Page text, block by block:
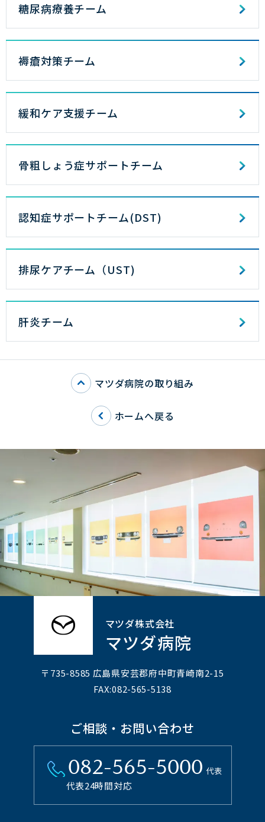
糖尿病療養チーム
褥瘡対策チーム
緩和ケア支援チーム
骨粗しょう症サポートチーム
認知症サポートチーム(DST)
排尿ケアチーム（UST)
肝炎チーム
マツダ病院の取り組み
ホームへ戻る
マツダ株式会社
マツダ病院
〒735-8585 広島県安芸郡府中町⻘崎南2-15
FAX:082-565-5138
ご相談・お問い合わせ
082-565-5000 代表
代表24時間対応